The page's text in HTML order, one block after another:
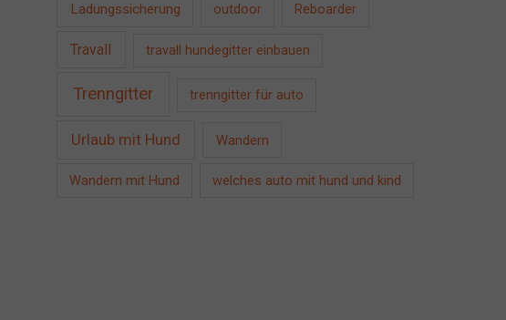
Ladungssicherung outdoor Reboarder
Travall travall hundegitter einbauen
Trenngitter trenngitter für auto
Urlaub mit Hund Wandern
Wandern mit Hund welches auto mit hund und kind